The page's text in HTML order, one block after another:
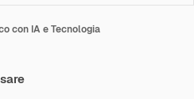
con IA e Tecnologia